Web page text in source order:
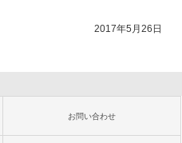
2017年5月26日
お問い合わせ